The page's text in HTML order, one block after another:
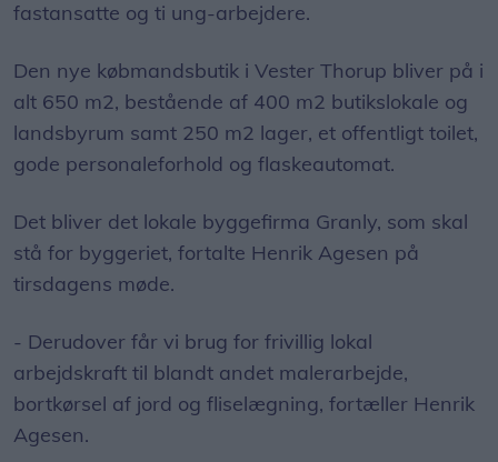
fastansatte og ti ung-arbejdere.
Den nye købmandsbutik i Vester Thorup bliver på i
alt 650 m2, bestående af 400 m2 butikslokale og
landsbyrum samt 250 m2 lager, et offentligt toilet,
gode personaleforhold og flaskeautomat.
Det bliver det lokale byggefirma Granly, som skal
stå for byggeriet, fortalte Henrik Agesen på
tirsdagens møde.
- Derudover får vi brug for frivillig lokal
arbejdskraft til blandt andet malerarbejde,
bortkørsel af jord og fliselægning, fortæller Henrik
Agesen.